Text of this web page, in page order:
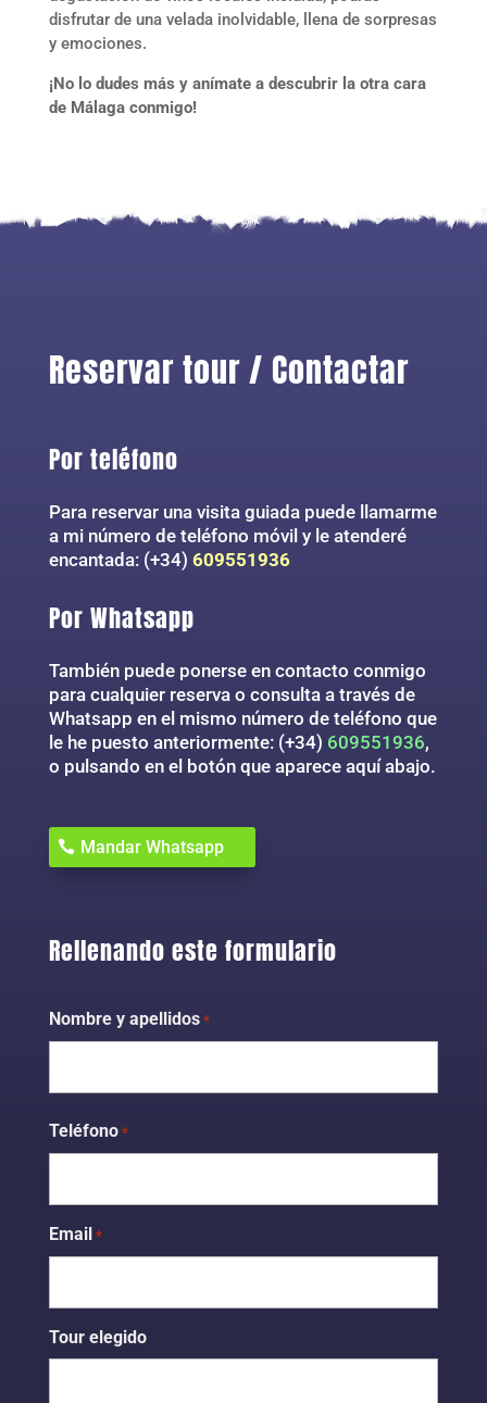
disfrutar de una velada inolvidable, llena de sorpresas
y emociones.
¡No lo dudes más y anímate a descubrir la otra cara
de Málaga conmigo!
Reservar tour / Contactar
Por teléfono
Para reservar una visita guiada puede llamarme
a mi número de teléfono móvil y le atenderé
encantada: (+34) 609551936
Por Whatsapp
También puede ponerse en contacto conmigo
para cualquier reserva o consulta a través de
Whatsapp en el mismo número de teléfono que
le he puesto anteriormente: (+34) 609551936,
o pulsando en el botón que aparece aquí abajo.
Mandar Whatsapp
Rellenando este formulario
Nombre y apellidos *
Teléfono *
Email *
Tour elegido